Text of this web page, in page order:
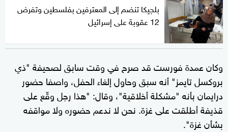
بلجيكا تنضم إلى المعترفين بفلسطين وتفرض
12 عقوبة على إسرائيل
وكان عمدة فورست قد صرح في وقت سابق لصحيفة "ذي
بروكسل تايمز" أنه سبق وحاول إلغاء الحفل، واصفا حضور
درايمان بأنه "مشكلة أخلاقية"، وقال: "هذا رجل وقّع على
قذيفة أطلقت على غزة. نحن لا ندعم حضوره ولا مواقفه
بشأن غزة".